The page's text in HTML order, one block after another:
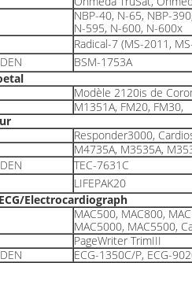
NBP-40, N-65, NBP-
N-595, N-600, N-600x
Radical-7 (MS-2011,
BSM-1753A
Modèle 2120is de
M1351A, FM20, FM30,
Responder3000,
M4735A, M3535A,
TEC-7631C
LIFEPAK20
Electrocardiograph
MAC500, MAC800,
MAC5000, MAC5500,
PageWriter TrimIII
ECG-1350C/P, ECG-